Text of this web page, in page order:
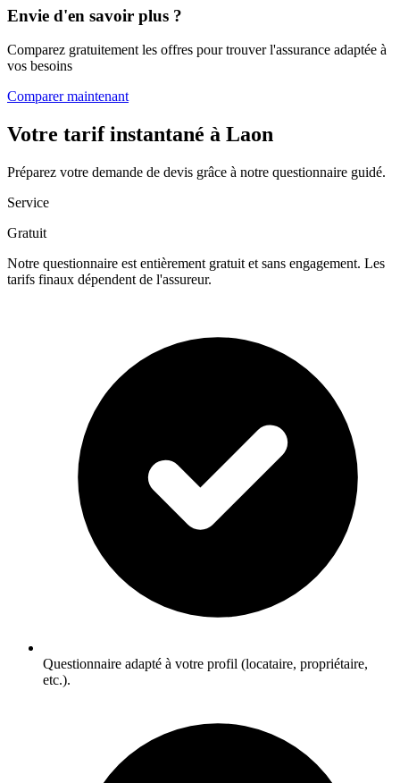
Envie d'en savoir plus ?
Comparez gratuitement les offres pour trouver l'assurance adaptée à
vos besoins
Comparer maintenant
Votre tarif instantané à Laon
Préparez votre demande de devis grâce à notre questionnaire guidé.
Service
Gratuit
Notre questionnaire est entièrement gratuit et sans engagement. Les
tarifs finaux dépendent de l'assureur.
Questionnaire adapté à votre profil (locataire, propriétaire,
etc.).